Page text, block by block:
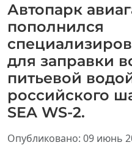
Автопарк
пополнился
для заправки
питьевой
российского
SEA WS-2.
Информация о
Опубликовано: 09 июнь